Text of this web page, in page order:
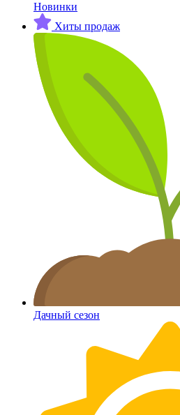
Новинки
Хиты продаж
Дачный сезон